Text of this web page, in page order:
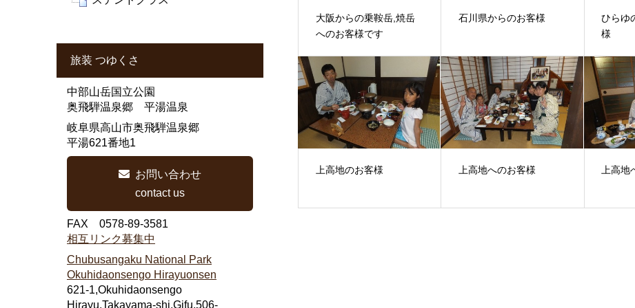
大阪からの乗鞍岳,焼岳
へのお客様です
石川県からのお客様
ひらゆ
様
上高地のお客様 上高地へのお客様 上高
旅装 つゆくさ
中部山岳国立公園
奥飛騨温泉郷 平湯温泉
岐阜県高山市奥飛騨温泉郷
平湯621番地1
お問い合わせ
contact us
FAX 0578-89-3581
相互リンク募集中
Chubusangaku National Park
Okuhidaonsengo Hirayuonsen
621-1,Okuhidaonsengo
Hirayu,Takayama-shi,Gifu,506-